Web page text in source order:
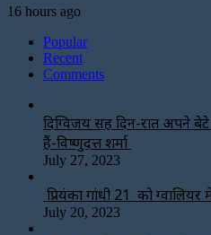
16 hours ago
Popular
Recent
Comments
दिग्विजय सिंह दिन-रात अपने
हैं-विष्णुदत्त शर्मा
July 27, 2023
प्रियंका गांधी 21 को ग्वालियर
July 20, 2023